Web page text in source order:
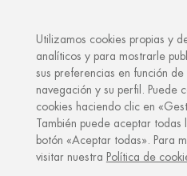
Shop San Fermín
SAN
Utilizamos cookies propias y
analíticos y para mostrarle
sus preferencias en función de
navegación y su perfil. Puede
cookies haciendo clic en
También puede aceptar todas
botón «Aceptar todas». Para
visitar nuestra Política de